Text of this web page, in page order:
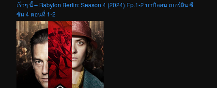
เร็วๆ นี้ – Babylon Berlin: Season 4 (2024) Ep.1-2 บาบิลอน เบอร์ลิน ซี
ซัน 4 ตอนที่ 1-2